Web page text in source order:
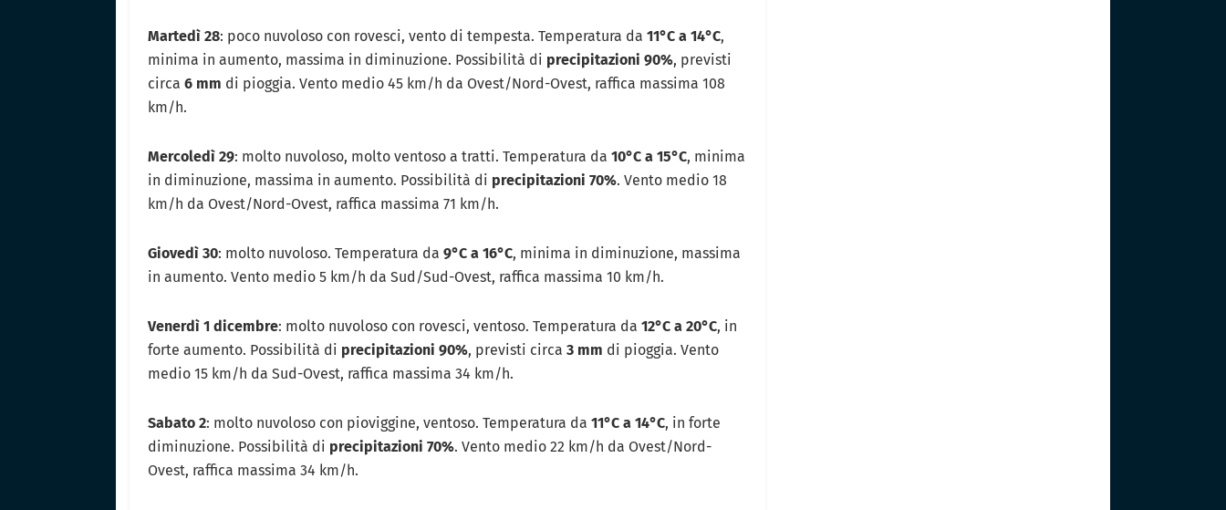
Martedì 28: poco nuvoloso con rovesci, vento di tempesta. Temperatura da 11°C a 14°C,
minima in aumento, massima in diminuzione. Possibilità di precipitazioni 90%, previsti
circa 6 mm di pioggia. Vento medio 45 km/h da Ovest/Nord-Ovest, raffica massima 108
km/h.
Mercoledì 29: molto nuvoloso, molto ventoso a tratti. Temperatura da 10°C a 15°C, minima
in diminuzione, massima in aumento. Possibilità di precipitazioni 70%. Vento medio 18
km/h da Ovest/Nord-Ovest, raffica massima 71 km/h.
Giovedì 30: molto nuvoloso. Temperatura da 9°C a 16°C, minima in diminuzione, massima
in aumento. Vento medio 5 km/h da Sud/Sud-Ovest, raffica massima 10 km/h.
Venerdì 1 dicembre: molto nuvoloso con rovesci, ventoso. Temperatura da 12°C a 20°C, in
forte aumento. Possibilità di precipitazioni 90%, previsti circa 3 mm di pioggia. Vento
medio 15 km/h da Sud-Ovest, raffica massima 34 km/h.
Sabato 2: molto nuvoloso con pioviggine, ventoso. Temperatura da 11°C a 14°C, in forte
diminuzione. Possibilità di precipitazioni 70%. Vento medio 22 km/h da Ovest/Nord-
Ovest, raffica massima 34 km/h.